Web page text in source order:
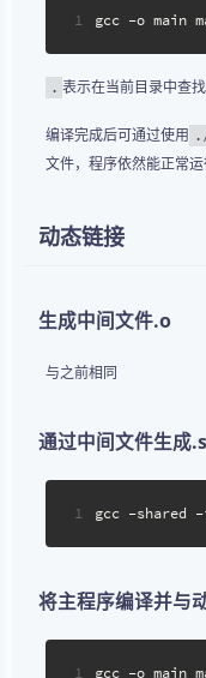
1 gcc -o main
. 表示在当前目录中查
编译完成后可通过使用
文件，程序依然能正常运
动态链接
生成中间文件.o
与之前相同
通过中间文件生成
1 gcc -shared -
将主程序编译并与
1 gcc -o main